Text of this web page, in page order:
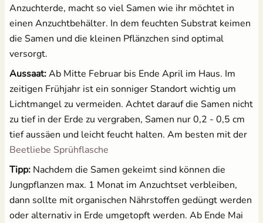
Anzuchterde, macht so viel Samen wie ihr möchtet in
einen Anzuchtbehälter. In dem feuchten Substrat keimen
die Samen und die kleinen Pflänzchen sind optimal
versorgt.
Aussaat:Ab Mitte Februar bis Ende April im Haus. Im
zeitigen Frühjahr ist ein sonniger Standort wichtig um
Lichtmangel zu vermeiden. Achtet darauf die Samen nicht
zu tief in der Erde zu vergraben, Samen nur 0,2 - 0,5 cm
tief aussäen und leicht feucht halten. Am besten mit der
Beetliebe Sprühflasche
Tipp: Nachdem die Samen gekeimt sind können die
Jungpflanzen max. 1 Monat im Anzuchtset verbleiben,
dann sollte mit organischen Nährstoffen gedüngt werden
oder alternativ in Erde umgetopft werden. Ab Ende Mai